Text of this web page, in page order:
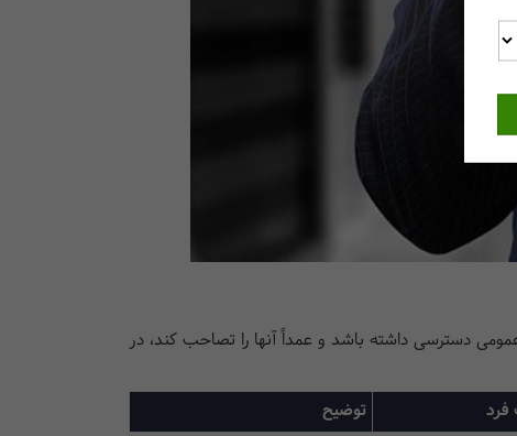
دسترسی داشته باشد و عمداً آنها را تصاحب کند، در
فرد توضیح